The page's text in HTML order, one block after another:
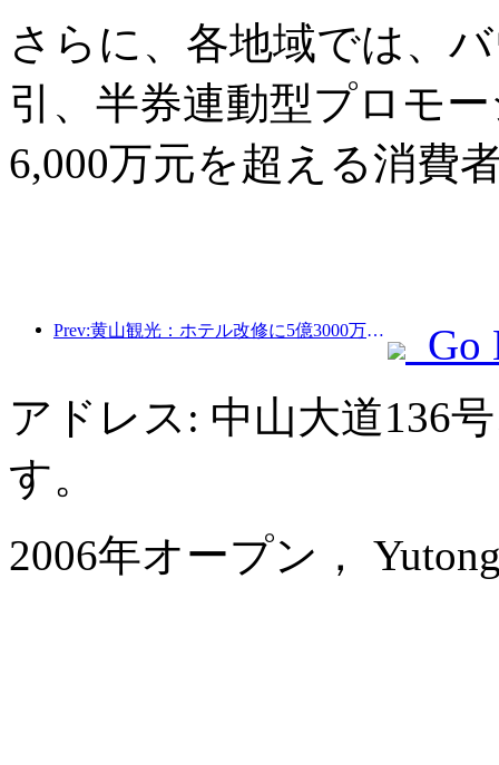
さらに、各地域では、
引、半券連動型プロモ
6,000万元を超える消費
Prev:黄山観光：ホテル改修に5億3000万元を投資する計画
Go
アドレス: 中山大道136
す。
2006年オープン，